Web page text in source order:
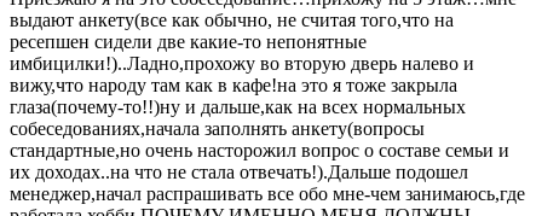
выдают анкету(все как обычно, не считая того,что на
ресепшен сидели две какие-то непонятные
имбицилки!)..Ладно,прохожу во вторую дверь налево и
вижу,что народу там как в кафе!на это я тоже закрыла
глаза(почему-то!!)ну и дальше,как на всех нормальных
собеседованиях,начала заполнять анкету(вопросы
стандартные,но очень насторожил вопрос о составе семьи и
их доходах..на что не стала отвечать!).Дальше подошел
менеджер,начал распрашивать все обо мне-чем занимаюсь,где